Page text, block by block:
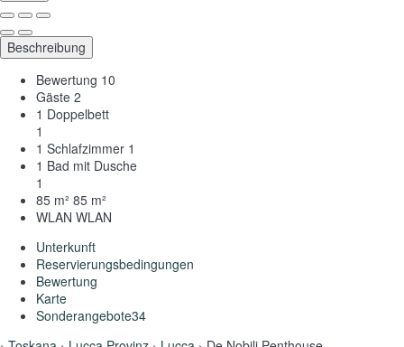
Beschreibung
Bewertung 10
Gäste 2
1 Doppelbett
1
1 Schlafzimmer 1
1 Bad mit Dusche
1
85 m² 85 m²
WLAN WLAN
Unterkunft
Reservierungsbedingungen
Bewertung
Karte
Sonderangebote34